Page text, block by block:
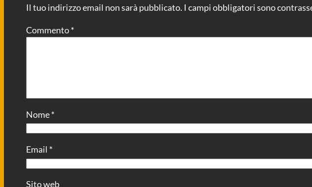
Il tuo indirizzo email non sarà pubblicato. I campi obbligatori sono
Commento*
Nome*
Email *
Sito web